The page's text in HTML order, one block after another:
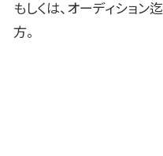
もしくは、オーディショ
方。